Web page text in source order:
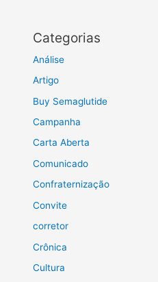
Categorias
Análise
Artigo
Buy Semaglutide
Campanha
Carta Aberta
Comunicado
Confraternização
Convite
corretor
Crônica
Cultura